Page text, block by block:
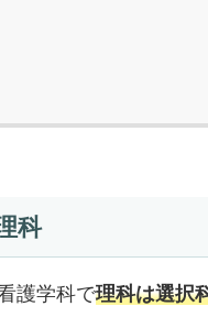
科
護学科で理科は選択